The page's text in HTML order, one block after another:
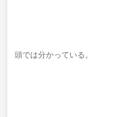
頭では分かっている。